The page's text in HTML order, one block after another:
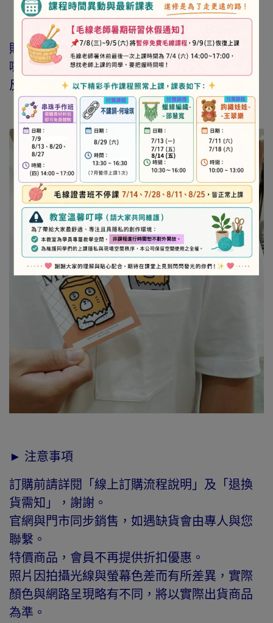
貼上布料後可以水洗嗎?】
貼片貼上布料，熨斗加熱後，水洗就不會掉
囉！為了保持繡片壽命，建議洗衣服時可以翻
反面～
► 注意事項
訂購前請詳閱「線上訂購流程說明」及「退換
貨需知」，謝謝。
官網與門市同步銷售，如遇缺貨會由專人與您
聯繫。
特價商品，會員不再提供折扣優惠。
照片因拍攝光線與螢幕色差而有所差異，實際
顏色與網路呈現略有不同，將以實際出貨商品
為準。